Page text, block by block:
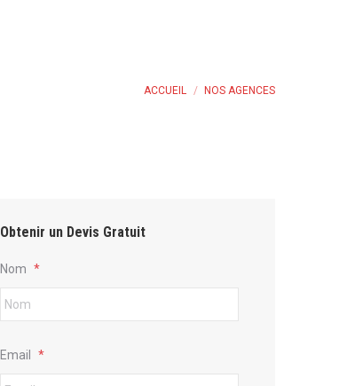
Vous êtes ici :
ACCUEIL NOS AGENCES
Obtenir un Devis Gratuit
Nom *
Email *